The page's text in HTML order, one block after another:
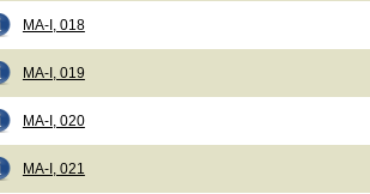
MA-I, 018
MA-I, 019
MA-I, 020
MA-I, 021